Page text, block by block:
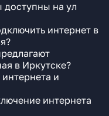
доступны на ул
интернет в
в Иркутске?
и
интернета